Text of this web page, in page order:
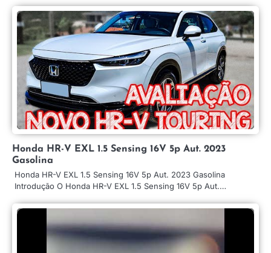
Honda HR-V EXL 1.5 Sensing 16V 5p Aut. 2023
Gasolina
Honda HR-V EXL 1.5 Sensing 16V 5p Aut. 2023 Gasolina
Introdução O Honda HR-V EXL 1.5 Sensing 16V 5p Aut.…